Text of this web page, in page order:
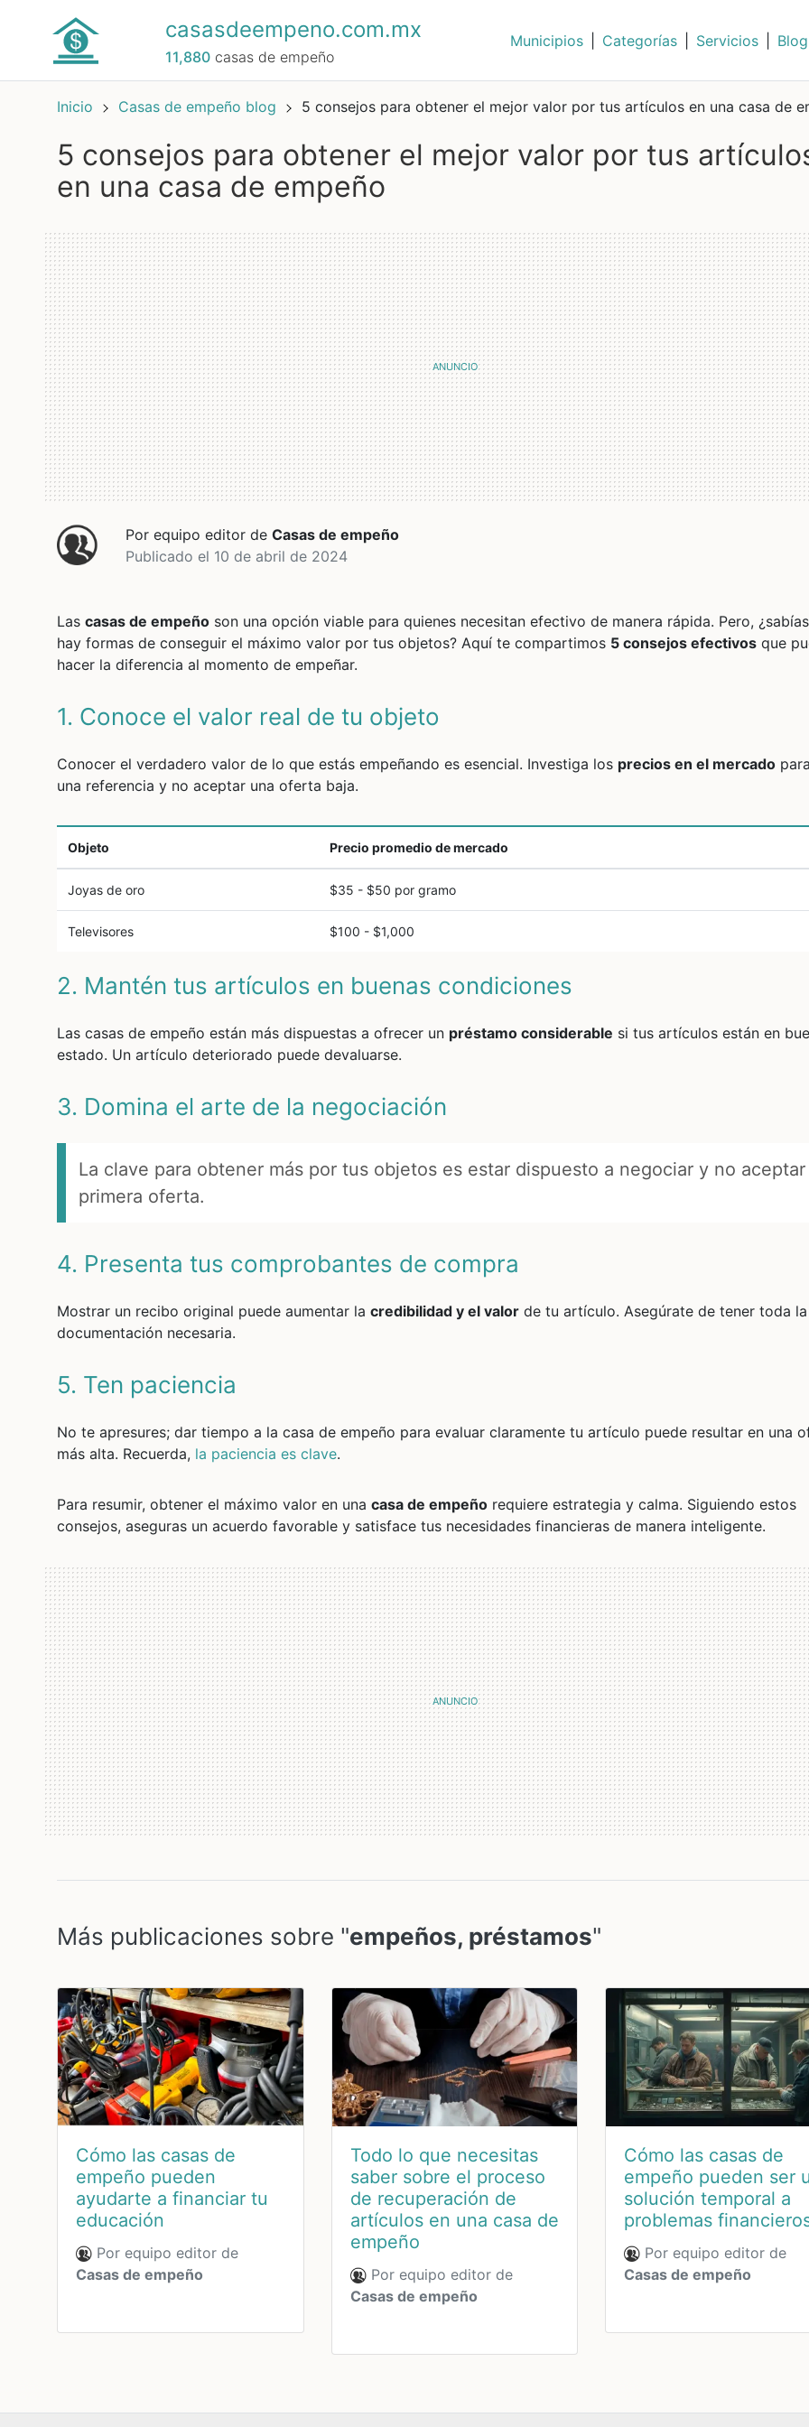
casasdeempeno.com.mx
11,880casas de empeño
Municipios Categorías Servicios Blog
Inicio Casas de empeño blog 5 consejos para obtener el mejor valor por tus artículos en una casa de
5 consejos para obtener el mejor valor por tus artículos
en una casa de empeño
Por equipo editor de Casas de empeño
Publicado el 10 de abril de 2024
Las casas de empeño son una opción viable para quienes necesitan efectivo de manera rápida. Pero,
hay formas de conseguir el máximo valor por tus objetos? Aquí te compartimos 5 consejos efectivos que
hacer la diferencia al momento de empeñar.
1. Conoce el valor real de tu objeto
Conocer el verdadero valor de lo que estás empeñando es esencial. Investiga los precios en el mercado
una referencia y no aceptar una oferta baja.
Objeto Precio promedio de mercado
Joyas de oro $35 - $50 por gramo
Televisores $100 - $1,000
2. Mantén tus artículos en buenas condiciones
Las casas de empeño están más dispuestas a ofrecer un préstamo considerable si tus artículos están en
estado. Un artículo deteriorado puede devaluarse.
3. Domina el arte de la negociación
La clave para obtener más por tus objetos es estar dispuesto a negociar y no aceptar
primera oferta.
4. Presenta tus comprobantes de compra
Mostrar un recibo original puede aumentar la credibilidad y el valor de tu artículo. Asegúrate de tener toda la
documentación necesaria.
5. Ten paciencia
No te apresures; dar tiempo a la casa de empeño para evaluar claramente tu artículo puede resultar en una
más alta. Recuerda, la paciencia es clave.
Para resumir, obtener el máximo valor en una casa de empeño requiere estrategia y calma. Siguiendo estos
consejos, aseguras un acuerdo favorable y satisface tus necesidades financieras de manera inteligente.
Más publicaciones sobre "empeños, préstamos"
Cómo las casas de
empeño pueden
ayudarte a financiar tu
educación
Por equipo editor de
Casas de empeño
Todo lo que necesitas
saber sobre el proceso
de recuperación de
artículos en una casa de
empeño
Por equipo editor de
Casas de empeño
Cómo las casas de
empeño pueden ser
solución temporal a
problemas
Por equipo editor de
Casas de empeño